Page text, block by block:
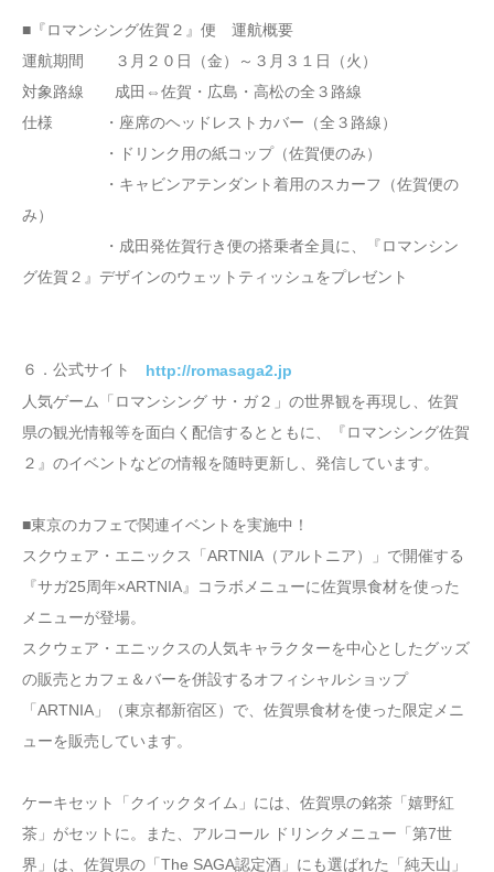
■『ロマンシング佐賀２』便 運航概要
運航期間 ３月２０日（金）～３月３１日（火）
対象路線 成田⇔佐賀・広島・高松の全３路線
仕様 ・座席のヘッドレストカバー（全３路線）
・ドリンク用の紙コップ（佐賀便のみ）
・キャビンアテンダント着用のスカーフ（佐賀便の
み）
・成田発佐賀行き便の搭乗者全員に、『ロマンシン
グ佐賀２』デザインのウェットティッシュをプレゼント
６．公式サイト http://romasaga2.jp
人気ゲーム「ロマンシング サ・ガ２」の世界観を再現し、佐賀
県の観光情報等を面白く配信するとともに、『ロマンシング佐賀
２』のイベントなどの情報を随時更新し、発信しています。
■東京のカフェで関連イベントを実施中！
スクウェア・エニックス「ARTNIA（アルトニア）」で開催する
『サガ25周年×ARTNIA』コラボメニューに佐賀県食材を使った
メニューが登場。
スクウェア・エニックスの人気キャラクターを中心としたグッズ
の販売とカフェ＆バーを併設するオフィシャルショップ
「ARTNIA」（東京都新宿区）で、佐賀県食材を使った限定メニ
ューを販売しています。
ケーキセット「クイックタイム」には、佐賀県の銘茶「嬉野紅
茶」がセットに。また、アルコール ドリンクメニュー「第7世
界」は、佐賀県の「The SAGA認定酒」にも選ばれた「純天山」